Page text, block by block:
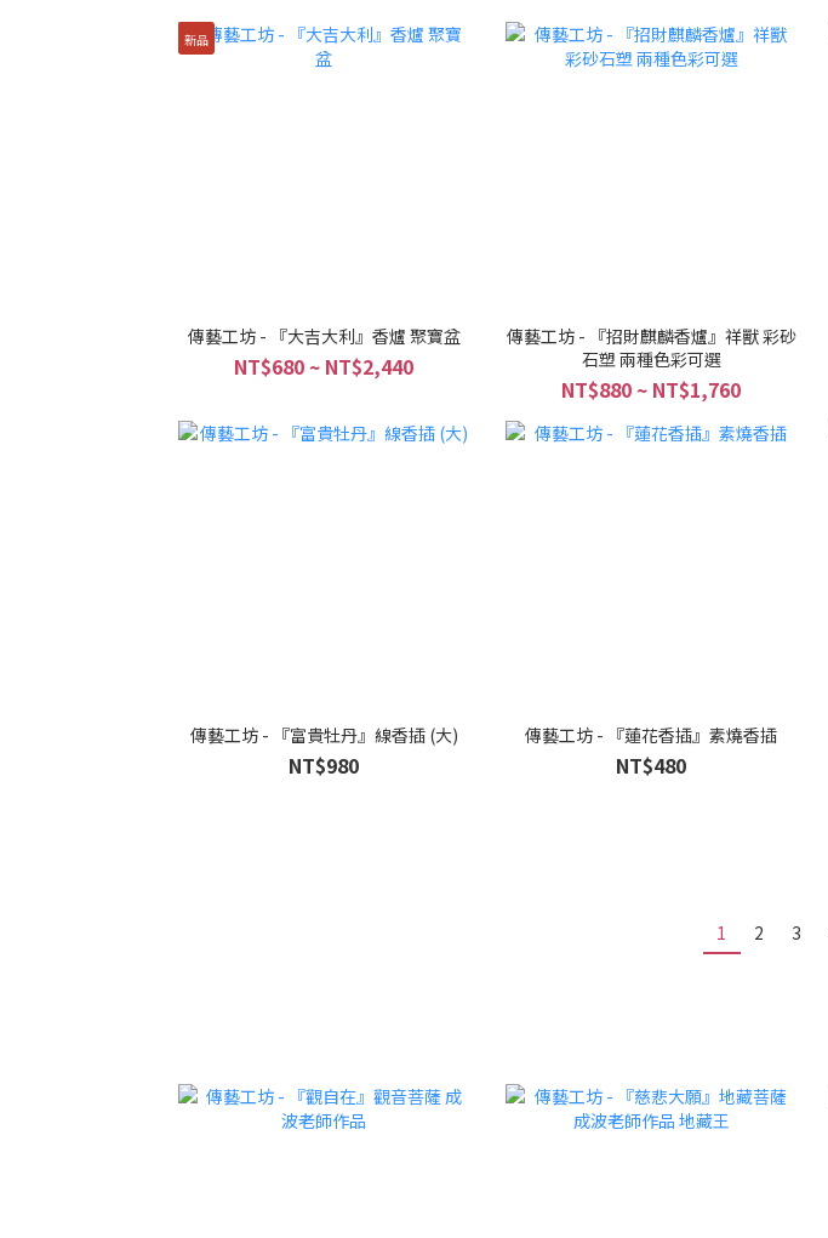
新品
傳藝工坊 - 『大吉大利』香爐 聚寶盆
NT$680 ~ NT$2,440
傳藝工坊 - 『招財麒麟香爐』祥獸 彩砂
石塑 兩種色彩可選
NT$880 ~ NT$1,760
傳藝工坊 - 『富貴牡丹』線香插 (大)
NT$980
傳藝工坊 - 『蓮花香插』素燒香插
NT$480
1 2 3